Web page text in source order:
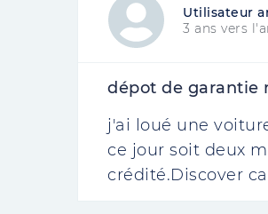
Utilisateur
3 ans vers
dépot de garantie
j'ai loué une
ce jour soit deux
crédité.Discover